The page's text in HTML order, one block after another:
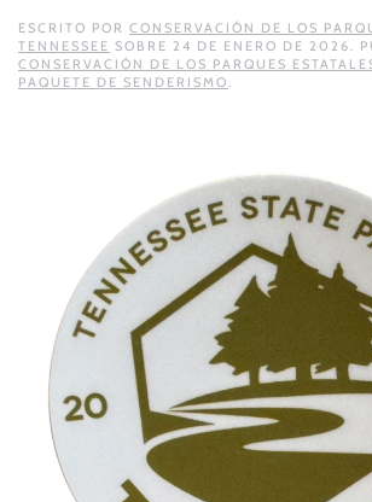
ESCRITO POR CONSERVACIÓN DE LOS
TENNESSEE SOBRE 24 DE ENERO DE 2026.
CONSERVACIÓN DE LOS PARQUES
PAQUETE DE SENDERISMO.